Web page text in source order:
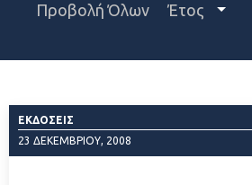
Προβολή Όλων Έτος
ΕΚΔΌΣΕΙΣ
23 ΔΕΚΕΜΒΡΊΟΥ, 2008